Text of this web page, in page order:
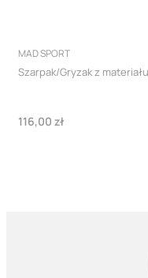
PRODUCENT
MAD SPORT
Szarpak/Gryzak z
Cena
116,00 zł